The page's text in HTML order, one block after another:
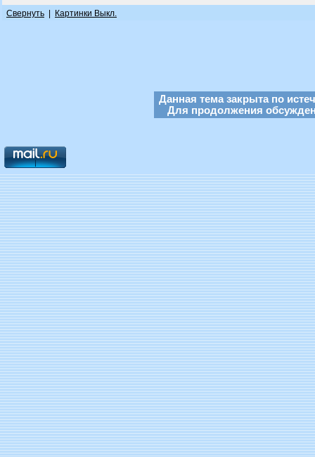
Свернуть Картинки Выкл.
Данная тема закрыта по
Для продолжения